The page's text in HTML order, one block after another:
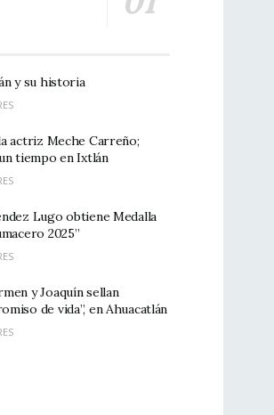
y su historia
actriz Meche Carreño;
tiempo en Ixtlán
Lugo obtiene Medalla
2025”
y Joaquín sellan
de vida”, en Ahuacatlán